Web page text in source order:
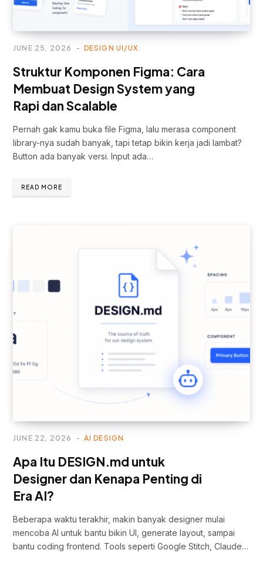
DESIGN UI/UX
JUNE 25, 2026
Struktur Komponen Figma: Cara
Membuat Design System yang
Rapi dan Scalable
Pernah gak kamu buka file Figma, lalu merasa component
library-nya sudah banyak, tapi tetap bikin kerja jadi lambat?
Button ada banyak versi. Input ada…
READ MORE
AI DESIGN
JUNE 22, 2026
Apa Itu DESIGN.md untuk
Designer dan Kenapa Penting di
Era AI?
Beberapa waktu terakhir, makin banyak designer mulai
mencoba AI untuk bantu bikin UI, generate layout, sampai
bantu coding frontend. Tools seperti Google Stitch, Claude…